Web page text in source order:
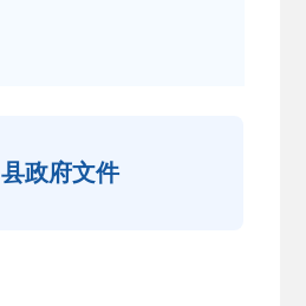
县政府文件